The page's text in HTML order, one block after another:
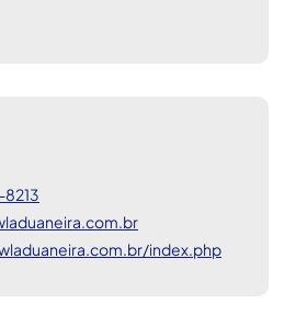
8213
index.php